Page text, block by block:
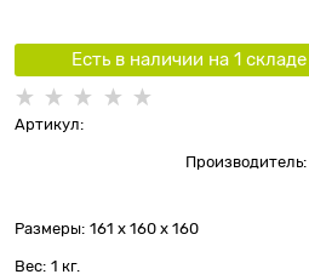
Есть в наличии на 1
Артикул:
Производитель:
Размеры: 161 x 160 x 160
Вес: 1 кг.